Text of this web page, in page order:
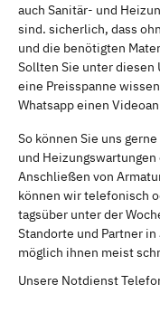
auch Sanitär- und
sind. sicherlich, dass
und die benötigten
Sollten Sie unter diesen
eine Preisspanne
Whatsapp einen
So können Sie uns
und
Anschließen von
können wir telefonisch
tagsüber unter der
Standorte und Partner
möglich ihnen meist
Unsere Notdienst